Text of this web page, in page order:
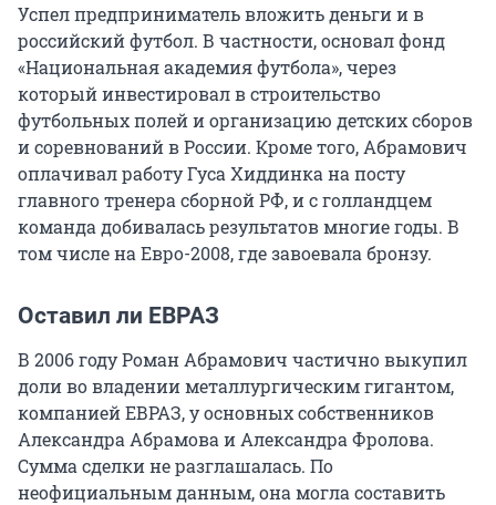
Успел предприниматель вложить деньги и в
российский футбол. В частности, основал фонд
«Национальная академия футбола», через
который инвестировал в строительство
футбольных полей и организацию детских сборов
и соревнований в России. Кроме того, Абрамович
оплачивал работу Гуса Хиддинка на посту
главного тренера сборной РФ, и с голландцем
команда добивалась результатов многие годы. В
том числе на Евро-2008, где завоевала бронзу.
Оставил ли ЕВРАЗ
В 2006 году Роман Абрамович частично выкупил
доли во владении металлургическим гигантом,
компанией ЕВРАЗ, у основных собственников
Александра Абрамова и Александра Фролова.
Сумма сделки не разглашалась. По
неофициальным данным, она могла составить